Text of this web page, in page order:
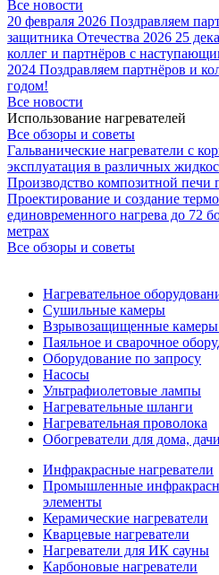
Все новости
20 февраля 2026 Поздравляем
защитника Отечества 2026 25
коллег и партнёров с
2024 Поздравляем партнёров и
годом!
Все новости
Использование нагревателей
Все обзоры и советы
Гальванические нагреватели с
эксплуатация в различных
Производство композитной печи
Проектирование и создание
единовременного нагрева до 72
метрах
Все обзоры и советы
Нагревательное
Сушильные камеры
Взрывозащищенные камеры
Паяльное и сварочное
Оборудование по запросу
Насосы
Ультрафиолетовые лампы
Нагревательные шланги
Нагревательная проволока
Обогреватели для дома,
Инфракрасные нагреватели
Промышленные
элементы
Керамические нагреватели
Кварцевые нагреватели
Нагреватели для ИК сауны
Карбоновые нагреватели